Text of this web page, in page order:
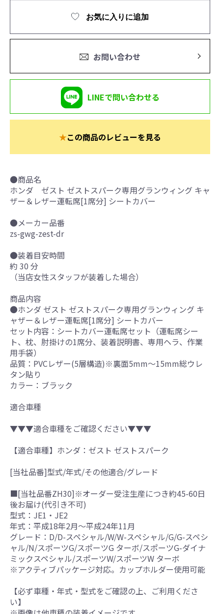
お気に入りに追加
お問い合わせ
LINEで問い合わせる
★この商品のレビューを見る
●商品名
ホンダ ゼスト ゼストスパーク専用グランウィング キャ
ザー＆レザー運転席[1席分] シートカバー
●メーカー品番
zs-gwg-zest-dr
●装着目安時間
約 30 分
（当店女性スタッフが装着した場合）
商品内容
●ホンダ ゼスト ゼストスパーク専用グランウィング キ
ャザー＆レザー運転席[1席分] シートカバー
セット内容：シートカバー運転席セット（運転席シー
ト、枕、肘掛けの1席分、装着説明書、専用ヘラ、作業
用手袋）
品質：PVCレザー(5層構造)※裏面5mm～15mm総ウレ
タン貼り
カラー：ブラック
適合車種
▼▼▼適合車種をご確認ください▼▼▼
【適合車種】ホンダ：ゼスト ゼストスパーク
[当社品番]型式/年式/その他適合/グレード
■[当社品番ZH30]※オーダー受注生産につき約45-60日
後お届け(代引き不可)
型式：JE1・JE2
年式：平成18年2月～平成24年11月
グレード：D/D-スペシャル/W/W-スペシャル/G/G-スペシ
ャル/N/スポーツG/スポーツG ターボ/スポーツG-ダイナ
ミックスペシャル/スポーツW/スポーツW ターボ
※アクティブパッケージ対応。カップホルダー使用可能
【必ず車種・年式・型式をご確認の上、ご利用くださ
い】